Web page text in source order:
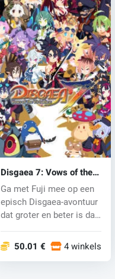
Disgaea 7: Vows of the
Virtueless (PC) key
Ga met Fuji mee op een
episch Disgaea-avontuur
dat groter en beter is dan
50.01 € 4 winkels